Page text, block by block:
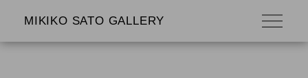
MIKIKO SATO GALLERY